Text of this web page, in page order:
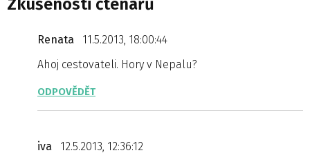
Zkušenosti čtenářů
Renata
11.5.2013, 18:00:44
Ahoj cestovateli. Hory v Nepalu?
ODPOVĚDĚT
iva
12.5.2013, 12:36:12